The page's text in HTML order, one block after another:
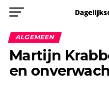
ALGEMEEN
Martijn
en